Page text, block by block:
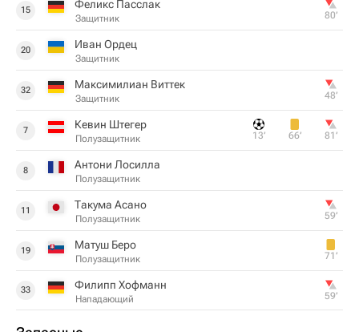
15 Феликс Пасслак
Защитник 80‎’‎
20 Иван Ордец
Защитник
32 Максимилиан Виттек
Защитник 48‎’‎
7 Кевин Штегер
Полузащитник 13‎’‎ 66‎’‎ 81‎’‎
8 Антони Лосилла
Полузащитник
11 Такума Асано
Полузащитник 59‎’‎
19 Матуш Беро
Полузащитник 71‎’‎
33 Филипп Хофманн
Нападающий 59‎’‎